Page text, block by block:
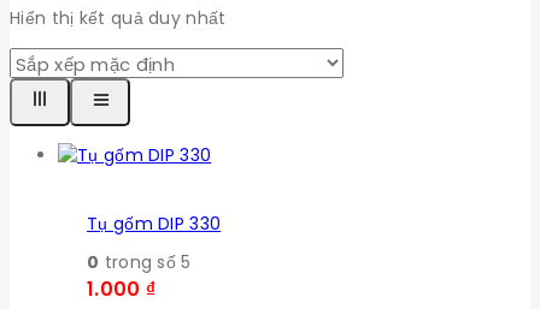
Hiển thị kết quả duy nhất
Tụ gốm DIP 330
0 trong số 5
1.000 ₫